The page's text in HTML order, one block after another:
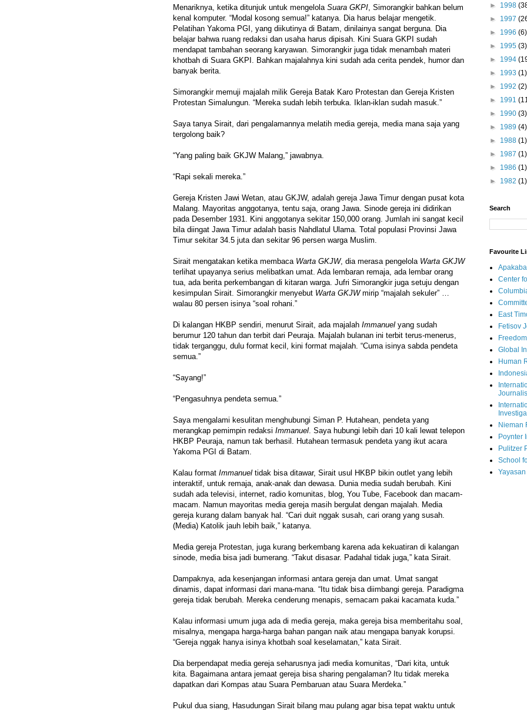
Menariknya, ketika ditunjuk untuk mengelola Suara GKPI, Simorangkir bahkan belum
kenal komputer. “Modal kosong semua!” katanya. Dia harus belajar mengetik.
Pelatihan Yakoma PGI, yang diikutinya di Batam, dinilainya sangat berguna. Dia
belajar bahwa ruang redaksi dan usaha harus dipisah. Kini Suara GKPI sudah
mendapat tambahan seorang karyawan. Simorangkir juga tidak menambah materi
khotbah di Suara GKPI. Bahkan majalahnya kini sudah ada cerita pendek, humor dan
banyak berita.
Simorangkir memuji majalah milik Gereja Batak Karo Protestan dan Gereja Kristen
Protestan Simalungun. “Mereka sudah lebih terbuka. Iklan-iklan sudah masuk.”
Saya tanya Sirait, dari pengalamannya melatih media gereja, media mana saja yang
tergolong baik?
“Yang paling baik GKJW Malang,” jawabnya.
“Rapi sekali mereka.”
Gereja Kristen Jawi Wetan, atau GKJW, adalah gereja Jawa Timur dengan pusat kota
Malang. Mayoritas anggotanya, tentu saja, orang Jawa. Sinode gereja ini didirikan
pada Desember 1931. Kini anggotanya sekitar 150,000 orang. Jumlah ini sangat kecil
bila diingat Jawa Timur adalah basis Nahdlatul Ulama. Total populasi Provinsi Jawa
Timur sekitar 34.5 juta dan sekitar 96 persen warga Muslim.
Sirait mengatakan ketika membaca Warta GKJW, dia merasa pengelola Warta GKJW
terlihat upayanya serius melibatkan umat. Ada lembaran remaja, ada lembar orang
tua, ada berita perkembangan di kitaran warga. Jufri Simorangkir juga setuju dengan
kesimpulan Sirait. Simorangkir menyebut Warta GKJWmirip “majalah sekuler” …
walau 80 persen isinya “soal rohani.”
Di kalangan HKBP sendiri, menurut Sirait, ada majalah Immanuel yang sudah
berumur 120 tahun dan terbit dari Peuraja. Majalah bulanan ini terbit terus-menerus,
tidak terganggu, dulu format kecil, kini format majalah. “Cuma isinya sabda pendeta
semua.”
“Sayang!”
“Pengasuhnya pendeta semua.”
Saya mengalami kesulitan menghubungi Siman P. Hutahean, pendeta yang
merangkap pemimpin redaksi Immanuel. Saya hubungi lebih dari 10 kali lewat telepon
HKBP Peuraja, namun tak berhasil. Hutahean termasuk pendeta yang ikut acara
Yakoma PGI di Batam.
Kalau format Immanuel tidak bisa ditawar, Sirait usul HKBP bikin outlet yang lebih
interaktif, untuk remaja, anak-anak dan dewasa. Dunia media sudah berubah. Kini
sudah ada televisi, internet, radio komunitas, blog, You Tube, Facebook dan macam-
macam. Namun mayoritas media gereja masih bergulat dengan majalah. Media
gereja kurang dalam banyak hal. “Cari duit nggak susah, cari orang yang susah.
(Media) Katolik jauh lebih baik,” katanya.
Media gereja Protestan, juga kurang berkembang karena ada kekuatiran di kalangan
sinode, media bisa jadi bumerang. “Takut disasar. Padahal tidak juga,” kata Sirait.
Dampaknya, ada kesenjangan informasi antara gereja dan umat. Umat sangat
dinamis, dapat informasi dari mana-mana. “Itu tidak bisa diimbangi gereja. Paradigma
gereja tidak berubah. Mereka cenderung menapis, semacam pakai kacamata kuda.”
Kalau informasi umum juga ada di media gereja, maka gereja bisa memberitahu soal,
misalnya, mengapa harga-harga bahan pangan naik atau mengapa banyak korupsi.
“Gereja nggak hanya isinya khotbah soal keselamatan,” kata Sirait.
Dia berpendapat media gereja seharusnya jadi media komunitas, “Dari kita, untuk
kita. Bagaimana antara jemaat gereja bisa sharing pengalaman? Itu tidak mereka
dapatkan dari Kompas atau Suara Pembaruan atau Suara Merdeka.”
Pukul dua siang, Hasudungan Sirait bilang mau pulang agar bisa tepat waktu untuk
► 1998
► 1997
► 1996 (6)
► 1995 (3)
► 1994
► 1993 (1)
► 1992 (2)
► 1991
► 1990 (3)
► 1989 (4)
► 1988 (1)
► 1987 (1)
► 1986 (1)
► 1982 (1)
Search
Favourite
Center
East
Fetisov
Global
Human
Nieman
Poynter
Pulitzer
School